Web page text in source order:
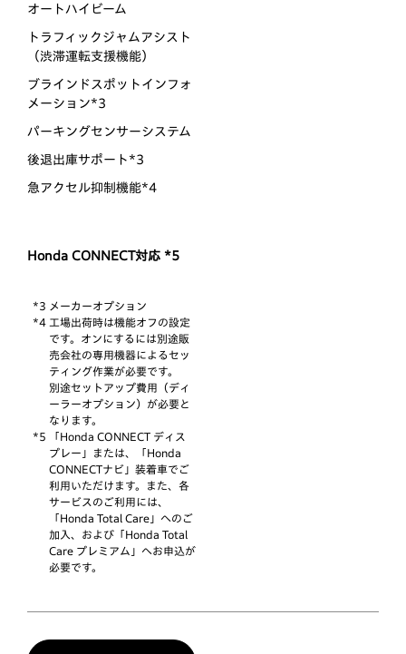
オートハイビーム
トラフィックジャムアシスト
（渋滞運転支援機能）
ブラインドスポットインフォ
メーション*3
パーキングセンサーシステム
後退出庫サポート*3
急アクセル抑制機能*4
Honda CONNECT対応 *5
*3 メーカーオプション
*4 工場出荷時は機能オフの設定
です。オンにするには別途販
売会社の専用機器によるセッ
ティング作業が必要です。
別途セットアップ費用（ディ
ーラーオプション）が必要と
なります。
*5 「Honda CONNECT ディス
プレー」または、「Honda
CONNECTナビ」装着車でご
利用いただけます。また、各
サービスのご利用には、
「Honda Total Care」へのご
加入、および「Honda Total
Care プレミアム」へお申込が
必要です。